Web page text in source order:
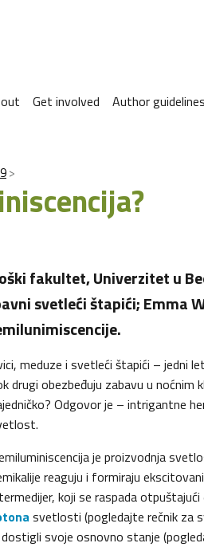
Get involved Author guidelines
fakultet, Univerzitet u
svetleći štapići; Emma
meduze i svetleći štapići – jedni
drugi obezbeđuju zabavu u noćnim
Odgovor je – intrigantne
je proizvodnja
reaguju i formiraju
koji se raspada
svetlosti (pogledajte rečnik za
svoje osnovno stanje